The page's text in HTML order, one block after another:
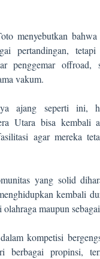
menyebutkan
pertandingan,
penggemar offroad,
vakum.
ajang seperti ini,
Utara bisa kembali
agar mereka
yang solid
kembali
maupun
kompetisi
berbagai propinsi,